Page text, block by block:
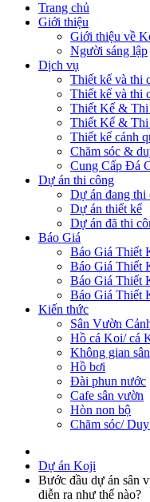
Trang chủ
Giới thiệu
Giới thiệu về
Người sáng lập
Dịch vụ
Thiết kế và thi
Thiết kế và thi
Thiết Kế &
Thiết Kế &
Thiết kế cảnh
Chăm sóc &
Cung Cấp Đá
Dự án thi công
Dự án đang thi
Dự án thiết kế
Dự án đã thi
Báo Giá
Báo Giá Thiết
Báo Giá Thiết
Báo Giá Thiết
Báo Giá Thiết
Kiến thức
Sân Vườn
Hồ cá Koi/ cá
Không gian
Hồ bơi
Đài phun nước
Cafe sân vườn
Hòn non bộ
Chăm sóc/
Dự án Koji
Bước đầu dự án sân
diễn ra như thế nào?